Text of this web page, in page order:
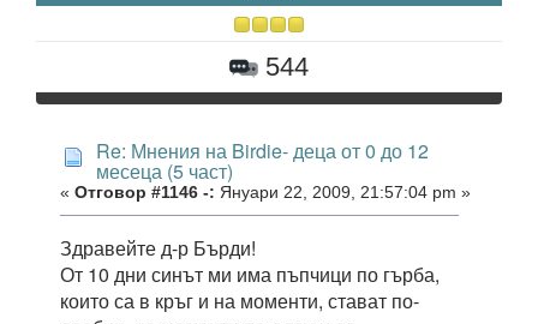
544
Re: Мнения на Birdie- деца от 0 до 12
месеца (5 част)
« Отговор #1146 -: Януари 22, 2009, 21:57:04 pm »
Здравейте д-р Бърди!
От 10 дни синът ми има пъпчици по гърба,
които са в кръг и на моменти, стават по-